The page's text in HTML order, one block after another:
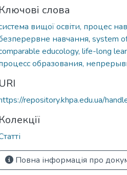
Ключові слова
вищої освіти, процес
навчання, system
educology, life-long
образования,
URI
repository.khpa.edu.ua/
Колекції
Повна інформація про